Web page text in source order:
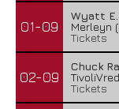
01-09
Wyatt E.
Merleyn
Tickets
02-09
Chuck
Tickets